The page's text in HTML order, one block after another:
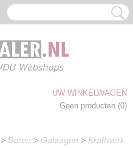
UW WINKELWAGEN
Geen producten (0)
> Boren > Gatzagen > Kraftwerk